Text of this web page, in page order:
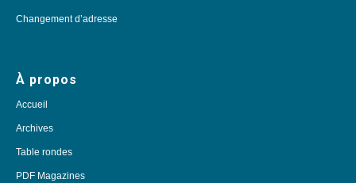
Changement d’adresse
À propos
Accueil
Archives
Table rondes
PDF Magazines